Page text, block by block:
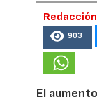
903
El